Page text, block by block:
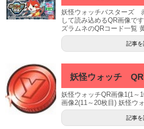
妖怪ウォッチバスターズ
して読み込めるQR画像で
ズラムネのQRコード一覧
記事を
妖怪ウォッチ
妖怪ウォッチQR画像1(1～
画像2(11～20枚目) 妖怪ウ
記事を